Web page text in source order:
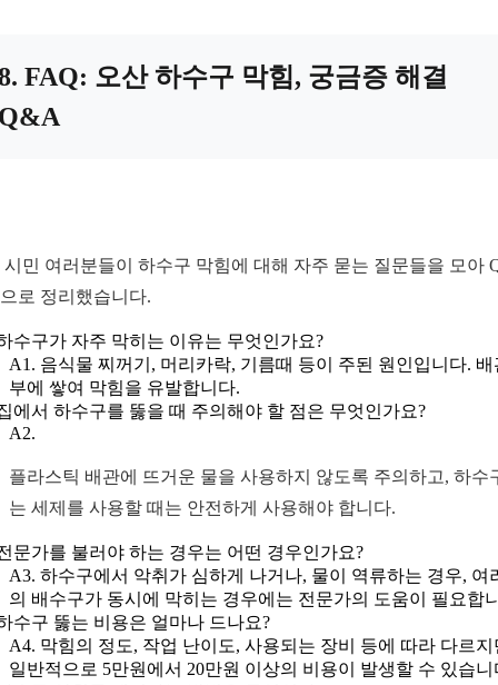
FAQ: 오산 하수구 막힘, 궁금증 해결
시민 여러분들이 하수구 막힘에 대해 자주 묻는 질문들을 모아
로 정리했습니다.
수구가 자주 막히는 이유는 무엇인가요?
A1. 음식물 찌꺼기, 머리카락, 기름때 등이 주된 원인입니다. 배
부에 쌓여 막힘을 유발합니다.
에서 하수구를 뚫을 때 주의해야 할 점은 무엇인가요?
A2.
플라스틱 배관에 뜨거운 물을 사용하지 않도록 주의하고, 하수
는 세제를 사용할 때는 안전하게 사용해야 합니다.
문가를 불러야 하는 경우는 어떤 경우인가요?
A3. 하수구에서 악취가 심하게 나거나, 물이 역류하는 경우, 여
의 배수구가 동시에 막히는 경우에는 전문가의 도움이 필요합
수구 뚫는 비용은 얼마나 드나요?
A4. 막힘의 정도, 작업 난이도, 사용되는 장비 등에 따라 다르지
일반적으로 5만원에서 20만원 이상의 비용이 발생할 수 있습니